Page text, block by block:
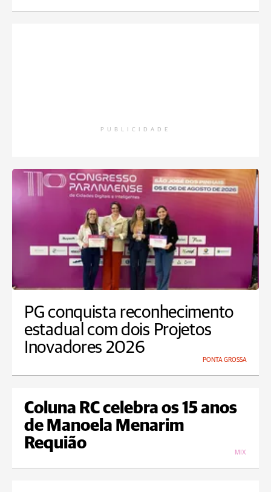
PUBLICIDADE
PG conquista reconhecimento
estadual com dois Projetos
Inovadores 2026
PONTA GROSSA
Coluna RC celebra os 15 anos
de Manoela Menarim
Requião
MIX